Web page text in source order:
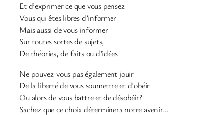
Et d’exprimer ce que vous pensez
Vous qui êtes libres d’informer
Mais aussi de vous informer
Sur toutes sortes de sujets,
De théories, de faits ou d’idées
Ne pouvez-vous pas également jouir
De la liberté de vous soumettre et d’obéir
Ou alors de vous battre et de désobéir?
Sachez que ce choix déterminera notre avenir…